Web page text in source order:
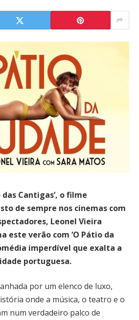
das Cantigas’, o filme
de sempre nos cinemas com
Leonel Vieira
este verão com ‘O Pátio da
imperdível que exalta a
portuguesa.
por um elenco de luxo,
onde a música, o teatro e o
num verdadeiro palco de